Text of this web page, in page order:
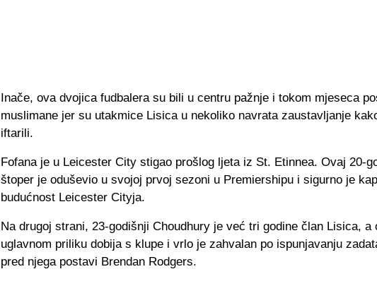
Inače, ova dvojica fudbalera su bili u centru pažnje i tokom mjeseca
muslimane jer su utakmice Lisica u nekoliko navrata zaustavljanje
iftarili.
Fofana je u Leicester City stigao prošlog ljeta iz St. Etinnea. Ovaj 20-
štoper je oduševio u svojoj prvoj sezoni u Premiershipu i sigurno je
budućnost Leicester Cityja.
Na drugoj strani, 23-godišnji Choudhury je već tri godine član Lisica, a
uglavnom priliku dobija s klupe i vrlo je zahvalan po ispunjavanju
pred njega postavi Brendan Rodgers.